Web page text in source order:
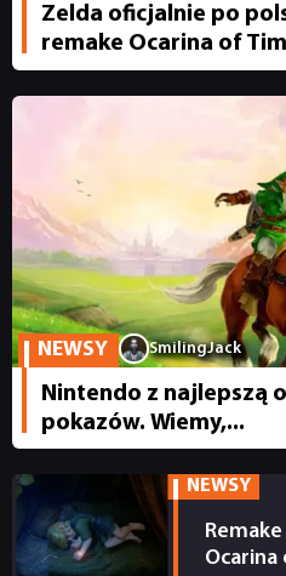
NEWSY
Zelda oficjalnie po
remake Ocarina of
NEWSY SmilingJack
Nintendo z najlepszą
pokazów. Wiemy,...
NEWSY